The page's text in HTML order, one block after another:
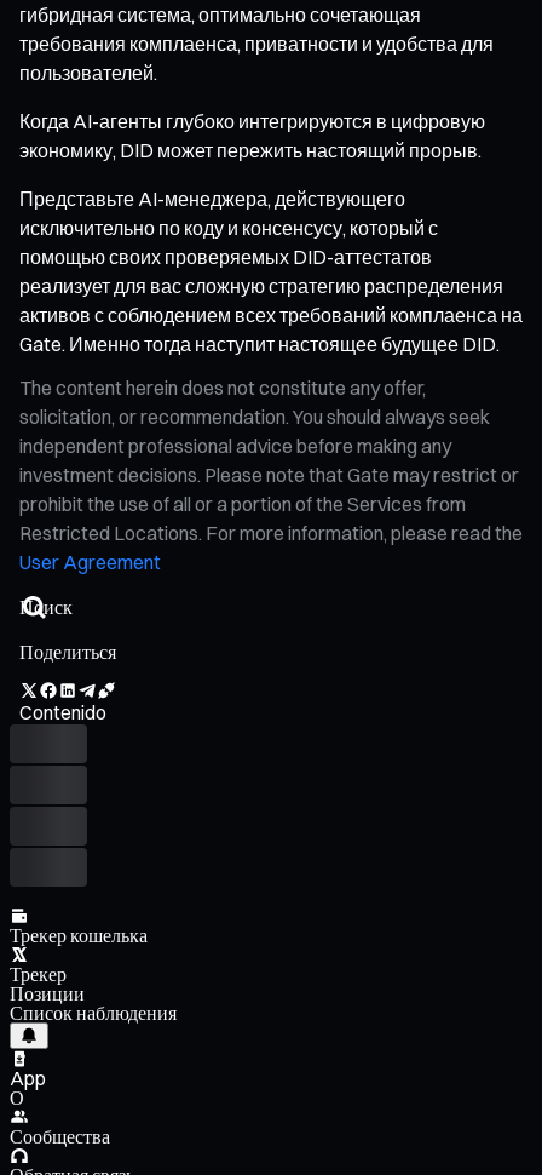
гибридная система, оптимально сочетающая
требования комплаенса, приватности и удобства для
пользователей.
Когда AI-агенты глубоко интегрируются в цифровую
экономику, DID может пережить настоящий прорыв.
Представьте AI-менеджера, действующего
исключительно по коду и консенсусу, который с
помощью своих проверяемых DID-аттестатов
реализует для вас сложную стратегию распределения
активов с соблюдением всех требований комплаенса на
Gate. Именно тогда наступит настоящее будущее DID.
The content herein does not constitute any offer,
solicitation, or recommendation. You should always seek
independent professional advice before making any
investment decisions. Please note that Gate may restrict or
prohibit the use of all or a portion of the Services from
Restricted Locations. For more information, please read the
User Agreement
Поделиться
Contenido
Трекер кошелька
Трекер
Позиции
Список наблюдения
App
О
Сообщества